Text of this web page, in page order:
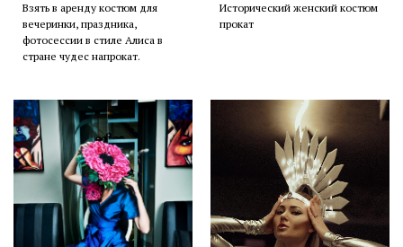
Взять в аренду костюм для
вечеринки, праздника,
фотосессии в стиле Алиса в
стране чудес напрокат.
Исторический женский костюм
прокат